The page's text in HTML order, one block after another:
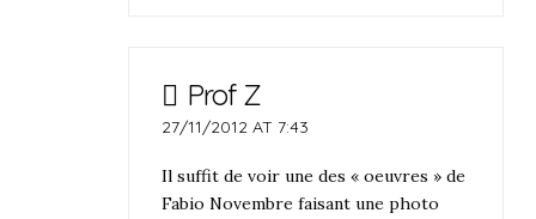
Prof Z
27/11/2012 AT 7:43
Il suffit de voir une des « oeuvres » de
Fabio Novembre faisant une photo